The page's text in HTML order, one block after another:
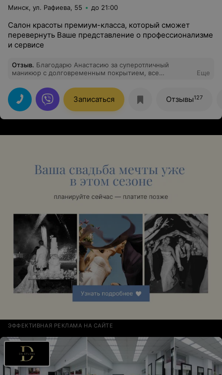
Минск, ул. Рафиева, 55 до 21:00
Салон красоты премиум-класса, который сможет
перевернуть Ваше представление о профессионализме
и сервисе
Отзыв. Благодарю Анастасию за суперотличный
маникюр с долговременным покрытием, все
данного мастера.
Еще
Записаться Отзывы127
ЭФФЕКТИВНАЯ РЕКЛАМА НА САЙТЕ